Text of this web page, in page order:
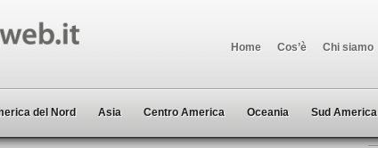
Home Cos’è Chi siamo
del Nord Asia Centro America Oceania Sud America